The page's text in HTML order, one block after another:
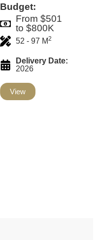
Budget:
From $501
to $800K
52 - 97 M2
Delivery Date:
2026
View